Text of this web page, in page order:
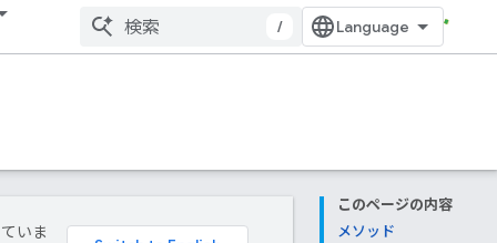
/
このページの内容
メソッド
いま